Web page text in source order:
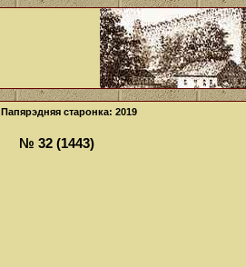
Папярэдняя старонка: 2019
№ 32 (1443)